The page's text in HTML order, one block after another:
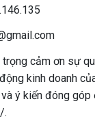
trọng cảm ơn sự
kinh doanh
ý kiến đóng góp
.